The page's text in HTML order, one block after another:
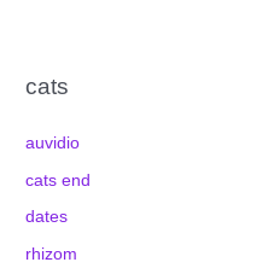
cats
auvidio
cats end
dates
rhizom